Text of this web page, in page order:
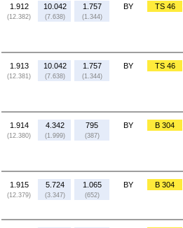
1.912
(12.382)
10.042
(7.638)
1.757
(1.344)
BY TS 46
1.913
(12.381)
10.042
(7.638)
1.757
(1.344)
BY TS 46
1.914
(12.380)
4.342
(1.999)
795
(387)
BY B 304
1.915
(12.379)
5.724
(3.347)
1.065
(652)
BY B 304